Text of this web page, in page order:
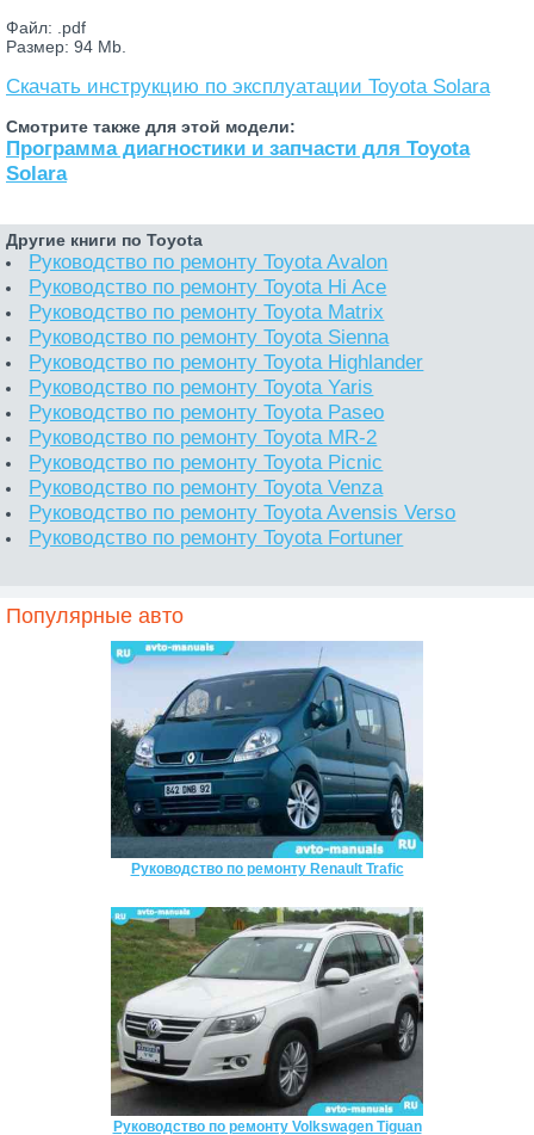
Файл: .pdf
Размер: 94 Mb.
Скачать инструкцию по эксплуатации Toyota Solara
Смотрите также для этой модели:
Программа диагностики и запчасти для Toyota
Solara
Другие книги по Toyota
Руководство по ремонту Toyota Avalon
Руководство по ремонту Toyota Hi Ace
Руководство по ремонту Toyota Matrix
Руководство по ремонту Toyota Sienna
Руководство по ремонту Toyota Highlander
Руководство по ремонту Toyota Yaris
Руководство по ремонту Toyota Paseo
Руководство по ремонту Toyota MR-2
Руководство по ремонту Toyota Picnic
Руководство по ремонту Toyota Venza
Руководство по ремонту Toyota Avensis Verso
Руководство по ремонту Toyota Fortuner
Популярные авто
Руководство по ремонту Renault Trafic
Руководство по ремонту Volkswagen Tiguan